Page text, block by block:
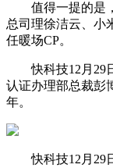
值得一提的是，
总司理徐洁云、小
任暖场CP。
快科技12月29日
认证办理部总裁彭
年。
快科技12月29日